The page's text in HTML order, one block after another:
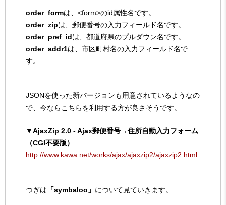
order_formは、<form>のid属性名です。
order_zipは、郵便番号の入力フィールド名です。
order_pref_idは、都道府県のプルダウン名です。
order_addr1は、市区町村名の入力フィールド名で
す。
JSONを使った新バージョンも用意されているようなの
で、今ならこちらを利用する方が良さそうです。
▼AjaxZip 2.0 - Ajax郵便番号→住所自動入力フォーム
（CGI不要版）
http://www.kawa.net/works/ajax/ajaxzip2/ajaxzip2.html
つぎは 「symbaloo」 について見ていきます。